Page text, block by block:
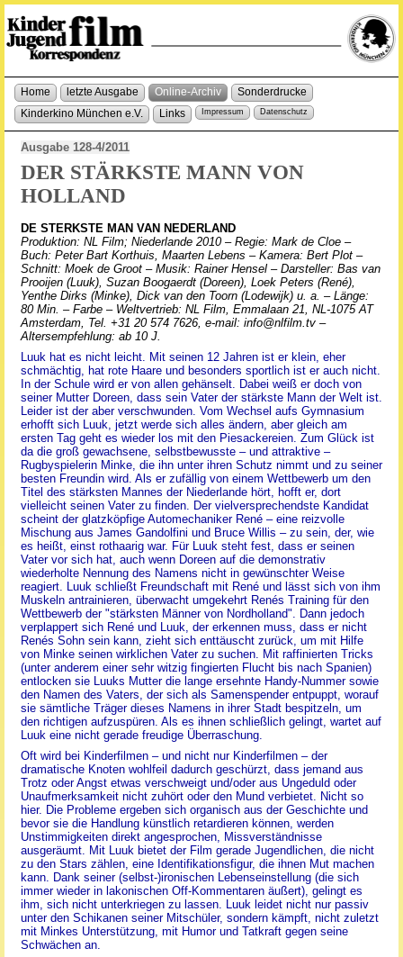
Home letzte Ausgabe Online-Archiv
Sonderdrucke
Kinderkino München e.V.
Links Impressum Datenschutz
Ausgabe 128-4/2011
DER STÄRKSTE MANN VON
HOLLAND
DE STERKSTE MAN VAN NEDERLAND
Produktion: NL Film; Niederlande 2010 – Regie: Mark de Cloe –
Buch: Peter Bart Korthuis, Maarten Lebens – Kamera: Bert Plot –
Schnitt: Moek de Groot – Musik: Rainer Hensel – Darsteller: Bas van
Prooijen (Luuk), Suzan Boogaerdt (Doreen), Loek Peters (René),
Yenthe Dirks (Minke), Dick van den Toorn (Lodewijk) u. a. – Länge:
80 Min. – Farbe – Weltvertrieb: NL Film, Emmalaan 21, NL-1075 AT
Amsterdam, Tel. +31 20 574 7626, e-mail: info@nlfilm.tv –
Altersempfehlung: ab 10 J.
Luuk hat es nicht leicht. Mit seinen 12 Jahren ist er klein, eher
schmächtig, hat rote Haare und besonders sportlich ist er auch nicht.
In der Schule wird er von allen gehänselt. Dabei weiß er doch von
seiner Mutter Doreen, dass sein Vater der stärkste Mann der Welt ist.
Leider ist der aber verschwunden. Vom Wechsel aufs Gymnasium
erhofft sich Luuk, jetzt werde sich alles ändern, aber gleich am
ersten Tag geht es wieder los mit den Piesackereien. Zum Glück ist
da die groß gewachsene, selbstbewusste – und attraktive –
Rugbyspielerin Minke, die ihn unter ihren Schutz nimmt und zu seiner
besten Freundin wird. Als er zufällig von einem Wettbewerb um den
Titel des stärksten Mannes der Niederlande hört, hofft er, dort
vielleicht seinen Vater zu finden. Der vielversprechendste Kandidat
scheint der glatzköpfige Automechaniker René – eine reizvolle
Mischung aus James Gandolfini und Bruce Willis – zu sein, der, wie
es heißt, einst rothaarig war. Für Luuk steht fest, dass er seinen
Vater vor sich hat, auch wenn Doreen auf die demonstrativ
wiederholte Nennung des Namens nicht in gewünschter Weise
reagiert. Luuk schließt Freundschaft mit René und lässt sich von ihm
Muskeln antrainieren, überwacht umgekehrt Renés Training für den
Wettbewerb der "stärksten Männer von Nordholland". Dann jedoch
verplappert sich René und Luuk, der erkennen muss, dass er nicht
Renés Sohn sein kann, zieht sich enttäuscht zurück, um mit Hilfe
von Minke seinen wirklichen Vater zu suchen. Mit raffinierten Tricks
(unter anderem einer sehr witzig fingierten Flucht bis nach Spanien)
entlocken sie Luuks Mutter die lange ersehnte Handy-Nummer sowie
den Namen des Vaters, der sich als Samenspender entpuppt, worauf
sie sämtliche Träger dieses Namens in ihrer Stadt bespitzeln, um
den richtigen aufzuspüren. Als es ihnen schließlich gelingt, wartet auf
Luuk eine nicht gerade freudige Überraschung.
Oft wird bei Kinderfilmen – und nicht nur Kinderfilmen – der
dramatische Knoten wohlfeil dadurch geschürzt, dass jemand aus
Trotz oder Angst etwas verschweigt und/oder aus Ungeduld oder
Unaufmerksamkeit nicht zuhört oder den Mund verbietet. Nicht so
hier. Die Probleme ergeben sich organisch aus der Geschichte und
bevor sie die Handlung künstlich retardieren können, werden
Unstimmigkeiten direkt angesprochen, Missverständnisse
ausgeräumt. Mit Luuk bietet der Film gerade Jugendlichen, die nicht
zu den Stars zählen, eine Identifikationsfigur, die ihnen Mut machen
kann. Dank seiner (selbst-)ironischen Lebenseinstellung (die sich
immer wieder in lakonischen Off-Kommentaren äußert), gelingt es
ihm, sich nicht unterkriegen zu lassen. Luuk leidet nicht nur passiv
unter den Schikanen seiner Mitschüler, sondern kämpft, nicht zuletzt
mit Minkes Unterstützung, mit Humor und Tatkraft gegen seine
Schwächen an.